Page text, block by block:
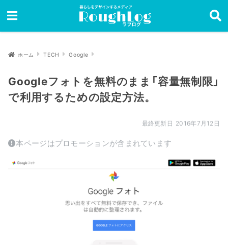
ホーム TECH Google
Googleフォトを無料のまま「容量無制限」
で利用するための設定方法。
2016年7月12日
本ページはプロモーションが含まれています